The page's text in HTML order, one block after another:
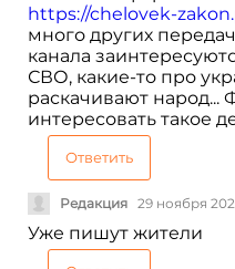
https://chelovek-
много других
канала
СВО, какие-то про
раскачивают
интересовать такое
Ответить
Редакция 29 ноября
Уже пишут жители